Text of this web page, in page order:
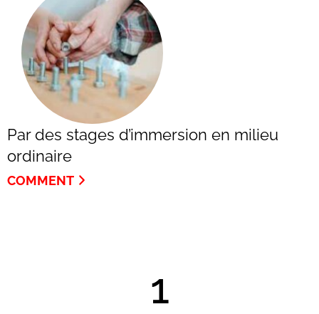
Par des stages d’immersion en milieu
ordinaire
COMMENT
1